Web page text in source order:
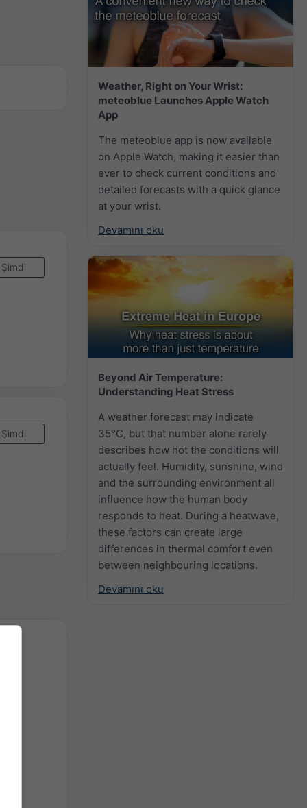
Weather, Right on Your Wrist:
meteoblue Launches Apple Watch
App
The meteoblue app is now available
on Apple Watch, making it easier than
ever to check current conditions and
detailed forecasts with a quick glance
at your wrist.
Devamını oku
Beyond Air Temperature:
Understanding Heat Stress
A weather forecast may indicate
35°C, but that number alone rarely
describes how hot the conditions will
actually feel. Humidity, sunshine, wind
and the surrounding environment all
influence how the human body
responds to heat. During a heatwave,
these factors can create large
differences in thermal comfort even
between neighbouring locations.
Devamını oku
Şimdi
Şimdi